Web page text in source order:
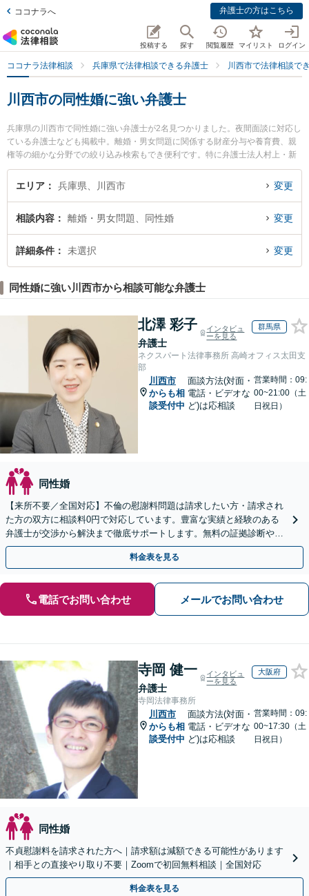
ココナラへ 弁護士の方はこちら
投稿する 探す 閲覧履歴 マイリスト ログイン
ココナラ法律相談 兵庫県で法律相談できる弁護士 川西市で法律相談で
川西市の同性婚に強い弁護士
兵庫県の川西市で同性婚に強い弁護士が2名見つかりました。夜間面談に対応し
ている弁護士なども掲載中。離婚・男女問題に関係する財産分与や養育費、親
権等の細かな分野での絞り込み検索もでき便利です。特に弁護士法人村上・新
村法律事務所 川西池田オフィスの岩田 啓佑弁護士や川西能勢法律事務所の三木
田 直哉弁護士のプロフィール情報や弁護士費用、強みなどが注目されていま
『初回相談無料で同性婚を法律相談できる川西市内の弁護士に相談予約した
い』などでお困りの相談者さんにおすすめです。
エリア 兵庫県、川西市 変更
相談内容 離婚・男女問題、同性婚 変更
詳細条件 未選択 変更
同性婚に強い川西市から相談可能な弁護士
北澤 彩子
弁護士
インタビュ
ーを見る
群馬県
ネクスパート法律事務所 高崎オフィス太田支
部
川西市
からも相
談受付中
面談方法(対面・
電話・ビデオな
ど)は応相談
営業時間：09:
00~21:00（土
日祝日）
同性婚
【来所不要／全国対応】不倫の慰謝料問題は請求したい方・請求され
た方の双方に相談料0円で対応しています。豊富な実績と経験のある
弁護士が交渉から解決まで徹底サポートします。無料の証拠診断や着
手金の返還保証もありますので安心してご相談ください。
料金表を見る
電話でお問い合わせ メールでお問い合わせ
寺岡 健一
弁護士
インタビュ
ーを見る
大阪府
寺岡法律事務所
川西市
からも相
談受付中
面談方法(対面・
電話・ビデオな
ど)は応相談
営業時間：09:
00~17:30（土
日祝日）
同性婚
不貞慰謝料を請求された方へ｜請求額は減額できる可能性があります
｜相手との直接やり取り不要｜Zoomで初回無料相談｜全国対応
料金表を見る